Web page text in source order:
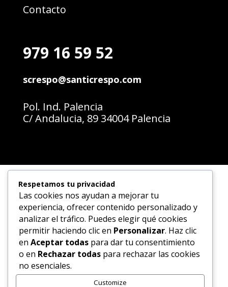
Contacto
979 16 59 52
screspo@santicrespo.com
Pol. Ind. Palencia
C/ Andalucia, 89 34004 Palencia
Financiado por la Unión Europea
Respetamos tu privacidad
Las cookies nos ayudan a mejorar tu
experiencia, ofrecer contenido personalizado y
analizar el tráfico. Puedes elegir qué cookies
permitir haciendo clic en Personalizar. Haz clic
en Aceptar todas para dar tu consentimiento
o en Rechazar todas para rechazar las cookies
no esenciales.
Customize